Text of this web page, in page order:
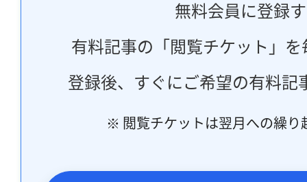
無料会員に登録
有料記事の「閲覧チケット」
登録後、すぐにご希望の有料記
※ 閲覧チケットは翌月への繰り